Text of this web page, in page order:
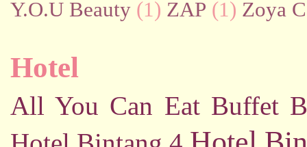
Y.O.U Beauty (1) ZAP (1) Zoya
Hotel
All You Can Eat Buffet